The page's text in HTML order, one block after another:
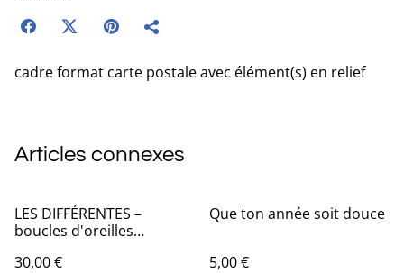
cadre format carte postale avec élément(s) en relief
Articles connexes
LES DIFFÉRENTES –
boucles d'oreilles
30,00 €
Que ton année soit douce
5,00 €